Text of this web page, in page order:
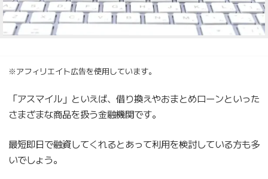
※アフィリエイト広告を使用しています。
「アスマイル」といえば、借り換えやおまとめローンといった
さまざまな商品を扱う金融機関です。
最短即日で融資してくれるとあって利用を検討している方も多
いでしょう。